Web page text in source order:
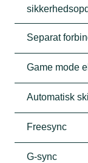
Separat
Game mode
Automatisk
Freesync
G-sync